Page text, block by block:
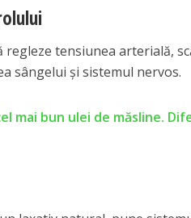
regleze tensiunea arterială,
sângelui şi sistemul nervos.
mai bun ulei de măsline.